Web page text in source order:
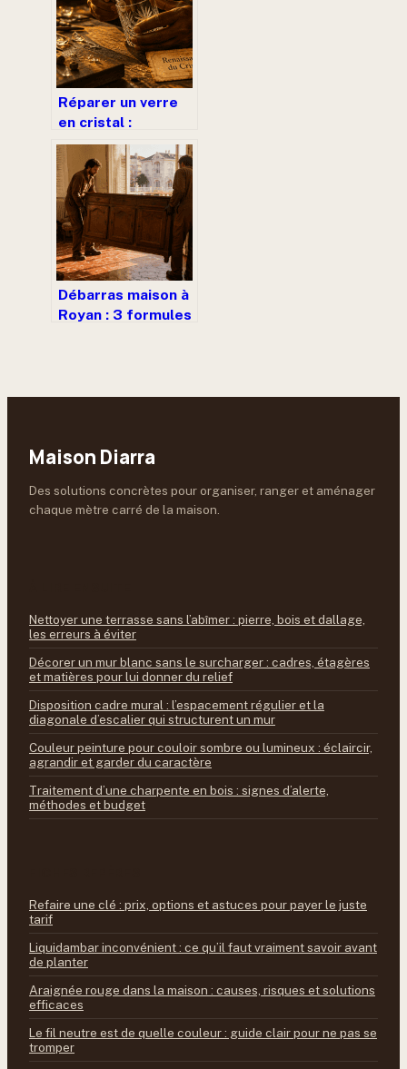
offerte
Réparer un verre
en cristal :
techniques, coûts
et adresses
d’artisans experts
Débarras maison à
Royan : 3 formules
Maison Diarra
Des solutions concrètes pour organiser, ranger et aménager
chaque mètre carré de la maison.
Nettoyer une terrasse sans l’abîmer : pierre, bois et dallage,
les erreurs à éviter
Décorer un mur blanc sans le surcharger : cadres, étagères
et matières pour lui donner du relief
Disposition cadre mural : l’espacement régulier et la
diagonale d’escalier qui structurent un mur
Couleur peinture pour couloir sombre ou lumineux : éclaircir,
agrandir et garder du caractère
Traitement d’une charpente en bois : signes d’alerte,
méthodes et budget
Refaire une clé : prix, options et astuces pour payer le juste
tarif
Liquidambar inconvénient : ce qu’il faut vraiment savoir avant
de planter
Araignée rouge dans la maison : causes, risques et solutions
efficaces
Le fil neutre est de quelle couleur : guide clair pour ne pas se
tromper